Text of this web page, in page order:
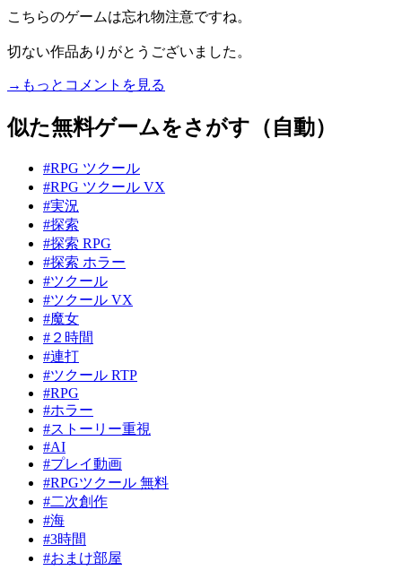
こちらのゲームは忘れ物注意ですね。
切ない作品ありがとうございました。
→もっとコメントを見る
似た無料ゲームをさがす（自動）
#RPG ツクール
#RPG ツクール VX
#実況
#探索
#探索 RPG
#探索 ホラー
#ツクール
#ツクール VX
#魔女
#２時間
#連打
#ツクール RTP
#RPG
#ホラー
#ストーリー重視
#AI
#プレイ動画
#RPGツクール 無料
#二次創作
#海
#3時間
#おまけ部屋